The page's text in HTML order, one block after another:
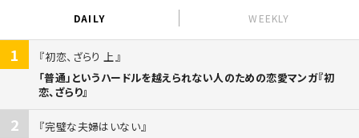
DAILY WEEKLY
1
初恋、ざらり 上
「普通」というハードルを越えられない人のための恋愛マンガ『初
恋、ざらり』
2
完璧な夫婦はいない